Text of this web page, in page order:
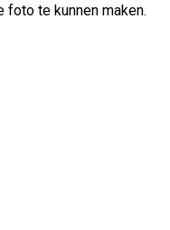
foto te kunnen maken.